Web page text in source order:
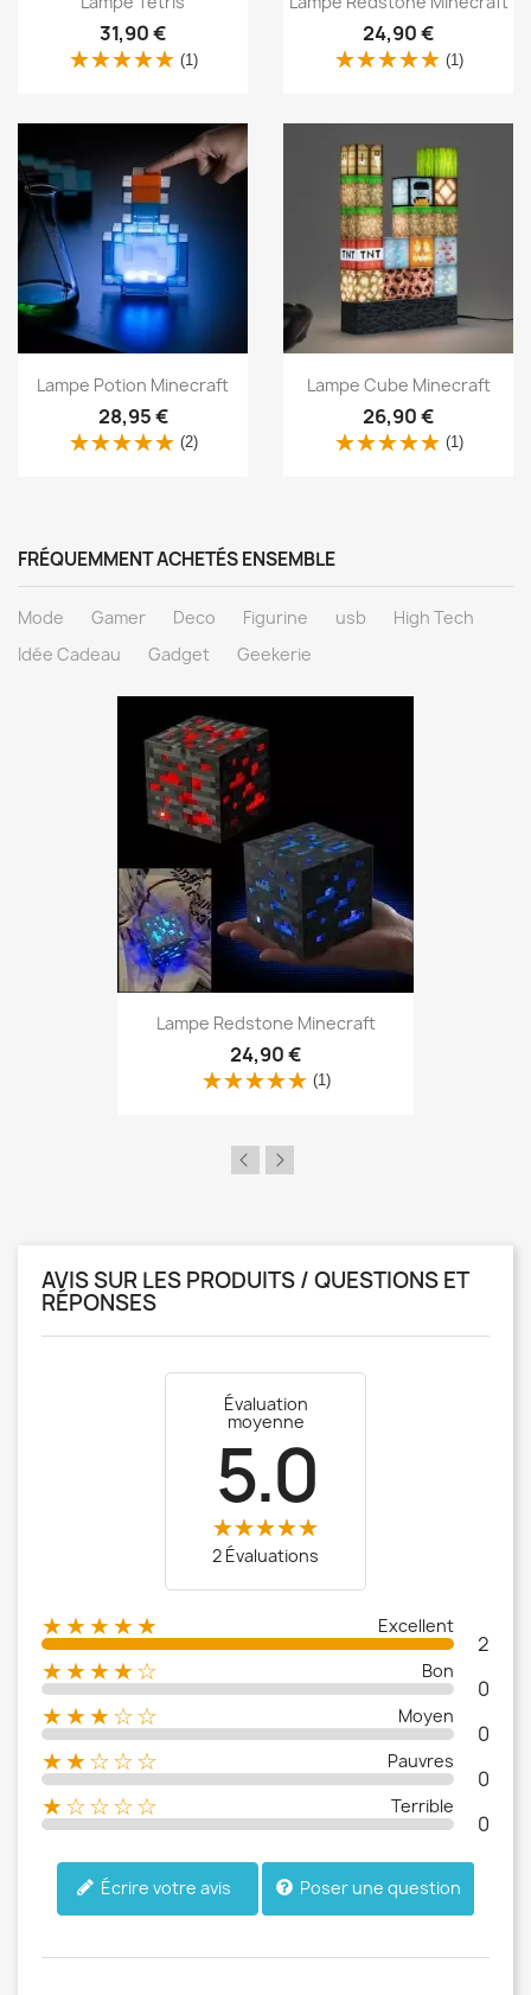
31,90 €
(1)
24,90 €
(1)
Aperçu rapide
Lampe Potion Minecraft
28,95 €
(2)
Aperçu rapide
Lampe Cube Minecraft
26,90 €
(1)
FRÉQUEMMENT ACHETÉS ENSEMBLE
Mode Gamer Deco Figurine usb
High Tech
Idée Cadeau
Gadget Geekerie
 Aperçu rapide
Lampe Redstone Minecraft
24,90 €
(1)
AVIS SUR LES PRODUITS / QUESTIONS ET
RÉPONSES
Évaluation
moyenne
5.0
2 Évaluations
★★★★★ Excellent
2
★★★★☆
Bon
0
★★★☆☆
Moyen
0
★★☆☆☆
Pauvres
0
★☆☆☆☆
Terrible
0
Écrire votre avis Poser une question